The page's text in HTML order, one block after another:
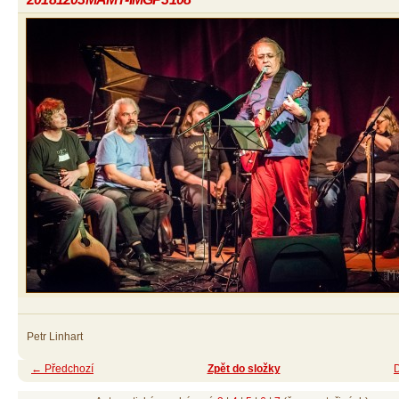
Petr Linhart
← Předchozí Zpět do složky